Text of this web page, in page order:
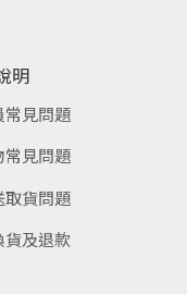
明
常見問題
常見問題
取貨問題
貨及退款